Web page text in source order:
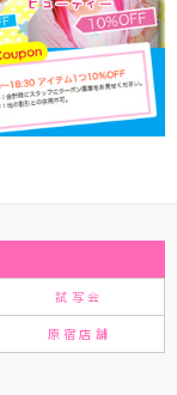
試写会
原宿店舗